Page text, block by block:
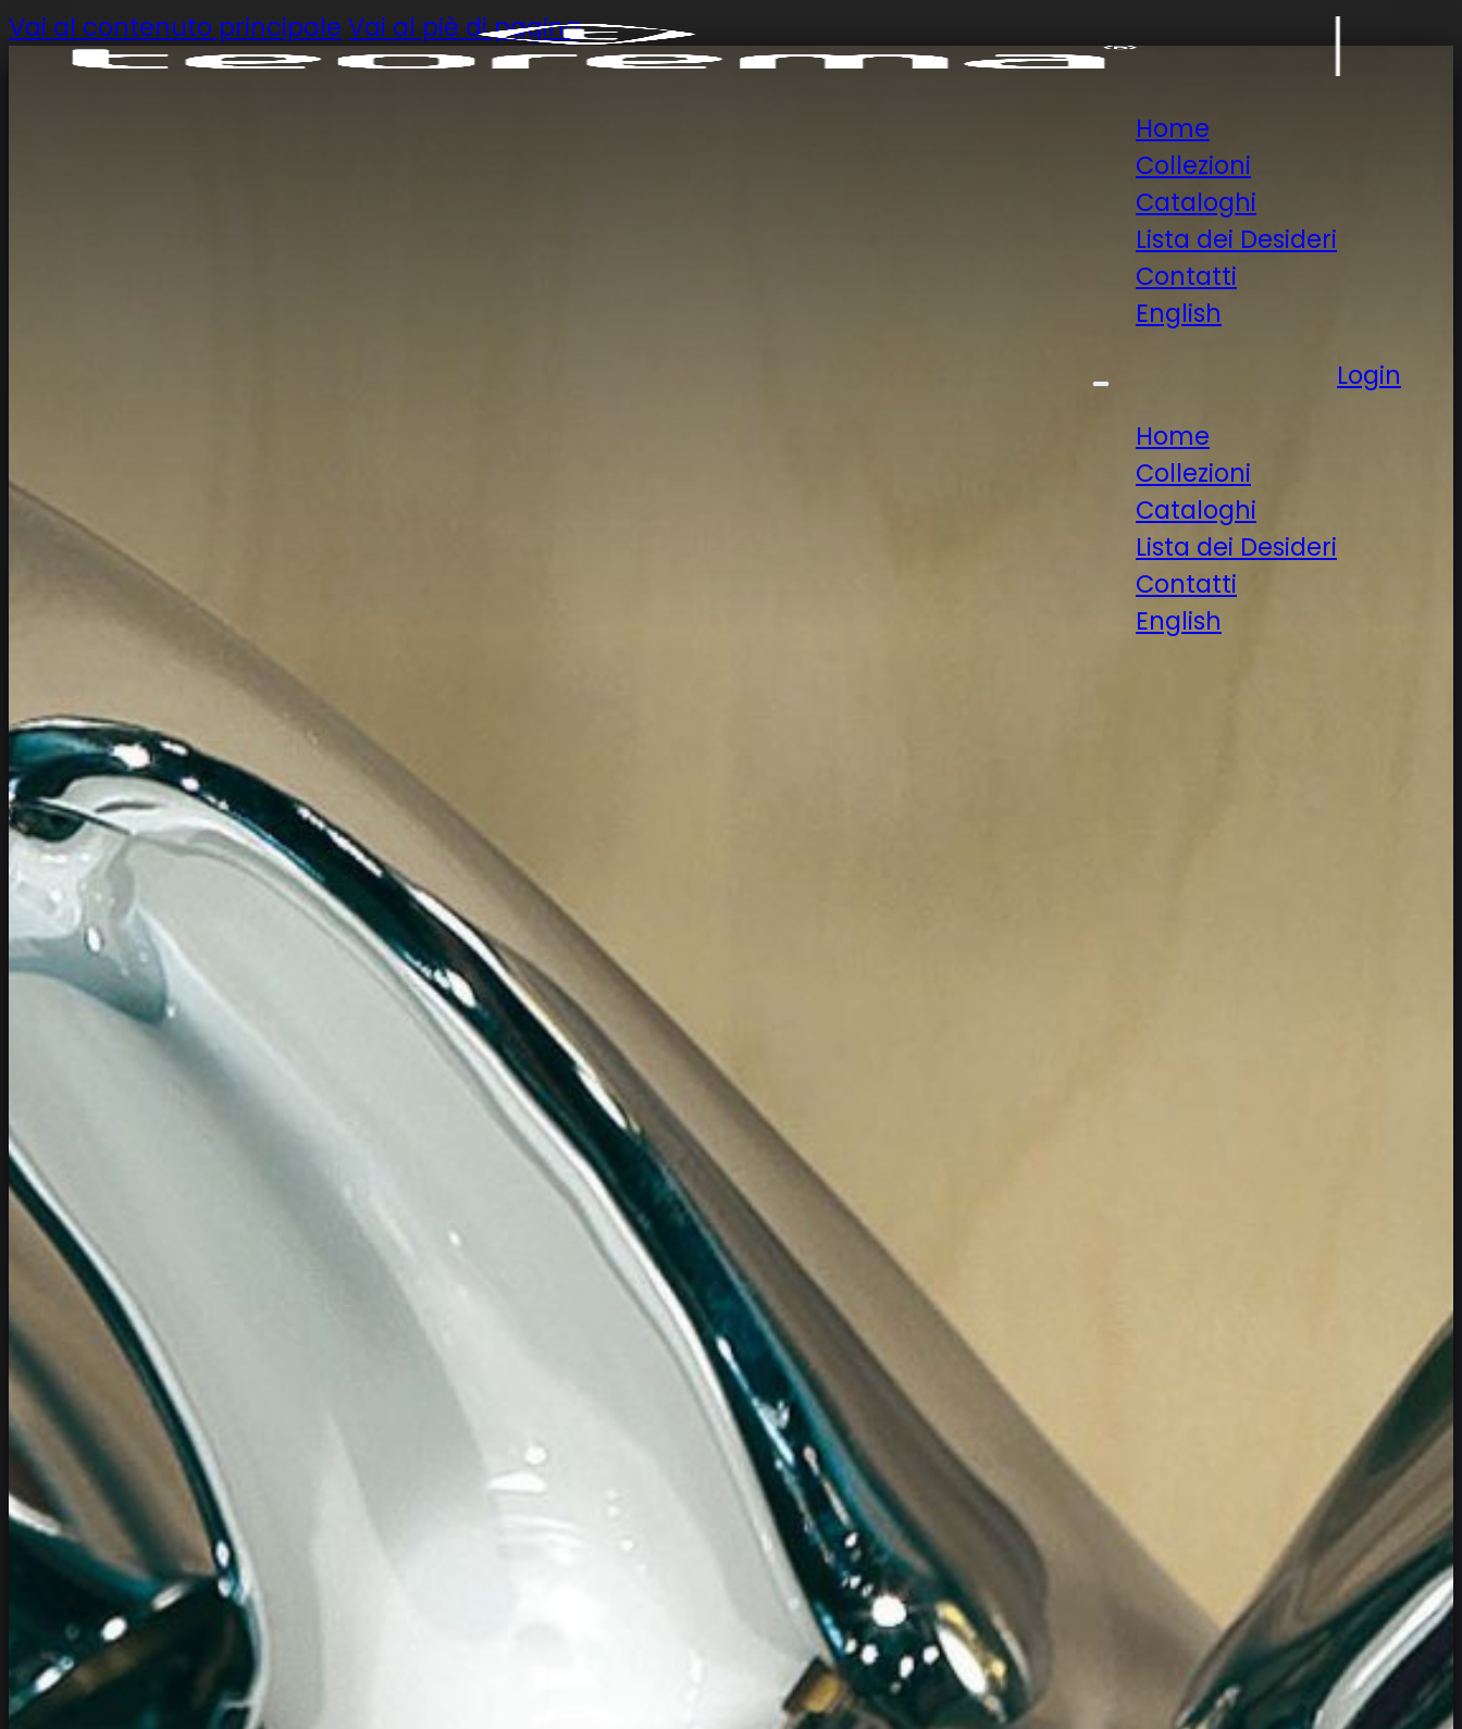
Vai al contenuto principale Vai al piè di pagina
Home
Collezioni
Cataloghi
Lista dei Desideri
Contatti
English
Home
Collezioni
Cataloghi
Lista dei Desideri
Contatti
English
Login